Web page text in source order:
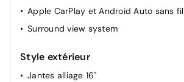
Apple CarPlay et Android Auto sans fil
Surround view system
Style extérieur
Jantes alliage 16"